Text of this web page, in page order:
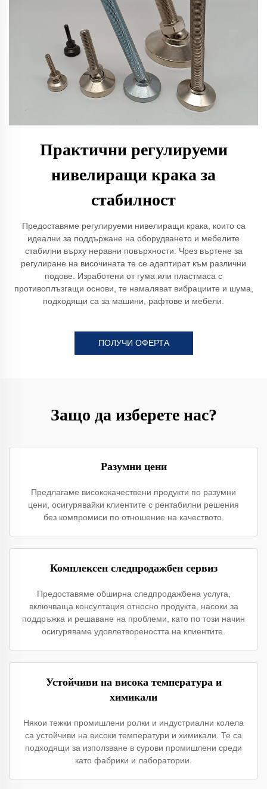
Практични регулируеми
нивелиращи крака за
стабилност
Предоставяме регулируеми нивелиращи крака, които са
идеални за поддържане на оборудването и мебелите
стабилни върху неравни повърхности. Чрез въртене за
регулиране на височината те се адаптират към различни
подове. Изработени от гума или пластмаса с
противоплъзгащи основи, те намаляват вибрациите и шума,
подходящи са за машини, рафтове и мебели.
ПОЛУЧИ ОФЕРТА
Защо да изберете нас?
Разумни цени
Предлагаме висококачествени продукти по разумни
цени, осигурявайки клиентите с рентабилни решения
без компромиси по отношение на качеството.
Комплексен следпродажбен сервиз
Предоставяме обширна следпродажбена услуга,
включваща консултация относно продукта, насоки за
поддръжка и решаване на проблеми, като по този начин
осигуряваме удовлетвореността на клиентите.
Устойчиви на висока температура и
химикали
Някои тежки промишлени ролки и индустриални колела
са устойчиви на високи температури и химикали. Те са
подходящи за използване в сурови промишлени среди
като фабрики и лаборатории.